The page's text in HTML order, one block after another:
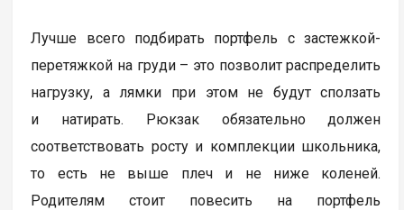
Лучше всего подбирать портфель с застежкой-
перетяжкой на груди – это позволит распределить
нагрузку, а лямки при этом не будут сползать
и натирать. Рюкзак обязательно должен
соответствовать росту и комплекции школьника,
то есть не выше плеч и не ниже коленей.
Родителям стоит повесить на портфель